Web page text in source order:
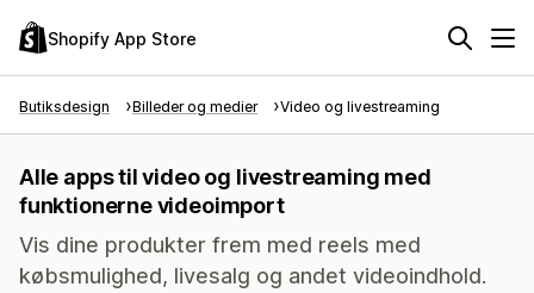
Shopify App Store
Butiksdesign Billeder og medier Video og livestreaming
Alle apps til video og livestreaming med
funktionerne videoimport
Vis dine produkter frem med reels med
købsmulighed, livesalg og andet videoindhold.